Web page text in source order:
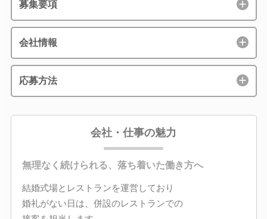
募集要項
会社情報
応募方法
会社・仕事の魅力
無理なく続けられる、落ち着いた働き方へ
結婚式場とレストランを運営しており
婚礼がない日は、併設のレストランでの